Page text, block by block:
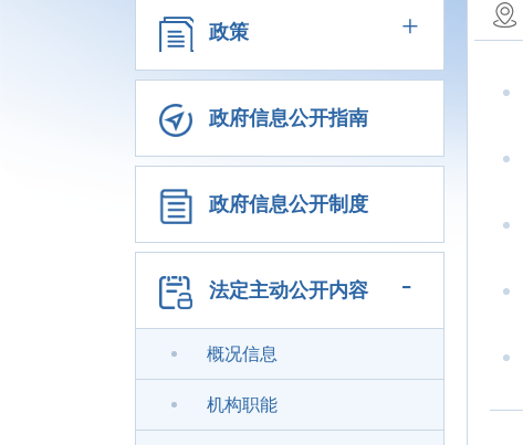
政策 +
政府信息公开指南
政府信息公开制度
法定主动公开内容 -
概况信息
机构职能